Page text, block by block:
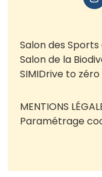
Salon des
Salon de la
SIMIDrive to zéro
MENTIONS
Paramétrage